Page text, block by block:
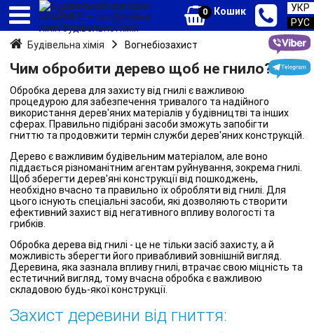
0 Кошик
УКР
РУС
Будівельна хімія
Вогнебіозахист
Чим обробити дерево щоб не гнило?
Обробка дерева для захисту від гнилі є важливою
процедурою для забезпечення тривалого та надійного
використання дерев'яних матеріалів у будівництві та інших
сферах. Правильно підібрані засоби зможуть запобігти
гниттю та продовжити термін служби дерев'яних конструкцій.
Дерево є важливим будівельним матеріалом, але воно
піддається різноманітним агентам руйнування, зокрема гнилі.
Щоб зберегти дерев'яні конструкції від пошкоджень,
необхідно вчасно та правильно їх обробляти від гнилі. Для
цього існують спеціальні засоби, які дозволяють створити
ефективний захист від негативного впливу вологості та
грибків.
Обробка дерева від гнилі - це не тільки засіб захисту, а й
можливість зберегти його привабливий зовнішній вигляд.
Деревина, яка зазнала впливу гнилі, втрачає свою міцність та
естетичний вигляд, тому вчасна обробка є важливою
складовою будь-якої конструкції.
Захист деревини від гниття: